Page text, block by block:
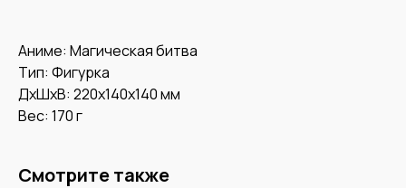
Аниме: Магическая битва
Тип: Фигурка
ДxШxВ: 220x140x140 мм
Вес: 170 г
Смотрите также